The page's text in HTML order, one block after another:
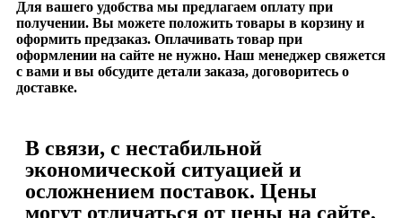
Для вашего удобства мы предлагаем оплату при
получении. Вы можете положить товары в корзину и
оформить предзаказ. Оплачивать товар при
оформлении на сайте не нужно. Наш менеджер свяжется
с вами и вы обсудите детали заказа, договоритесь о
доставке.
В связи, с нестабильной
экономической ситуацией и
осложнением поставок. Цены
могут отличаться от цены на сайте,